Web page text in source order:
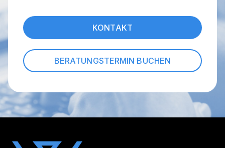
KONTAKT
BERATUNGSTERMIN BUCHEN